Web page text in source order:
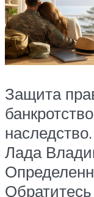
Защита
Лада